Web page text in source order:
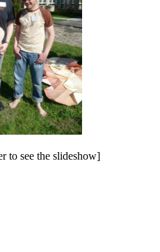
to see the slideshow]